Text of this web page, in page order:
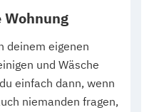
Wohnung
deinem eigenen
und Wäsche
einfach dann, wenn
niemanden fragen,